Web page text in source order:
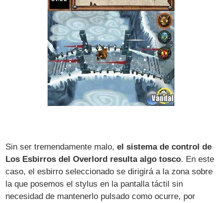
Sin ser tremendamente malo,el sistema de control de
Los Esbirros del Overlord resulta algo tosco. En este
caso, el esbirro seleccionado se dirigirá a la zona sobre
la que posemos el stylus en la pantalla táctil sin
necesidad de mantenerlo pulsado como ocurre, por